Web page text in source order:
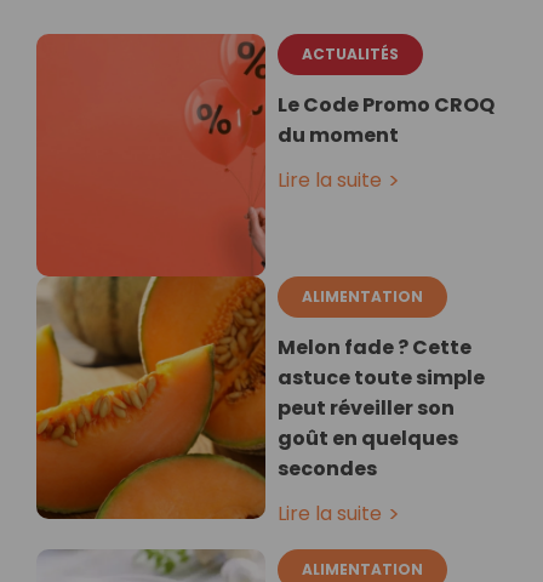
ACTUALITÉS
Le Code Promo CROQ
du moment
Lire la suite
ALIMENTATION
Melon fade ? Cette
astuce toute simple
peut réveiller son
goût en quelques
secondes
Lire la suite
ALIMENTATION